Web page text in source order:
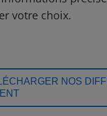
votre choix.
NOS